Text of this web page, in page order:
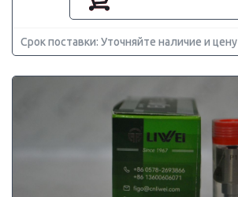
Срок поставки: Уточняйте наличие и цену